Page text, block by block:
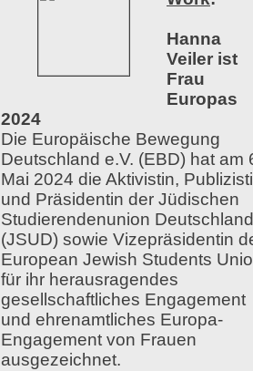
Hanna
Veiler ist
Frau
Europas
2024
Die Europäische Bewegung
Deutschland e.V. (EBD) hat am
Mai 2024 die Aktivistin,
und Präsidentin der Jüdischen
Studierendenunion
(JSUD) sowie Vizepräsidentin
European Jewish Students
für ihr herausragendes
gesellschaftliches Engagement
und ehrenamtliches Europa-
Engagement von Frauen
ausgezeichnet.